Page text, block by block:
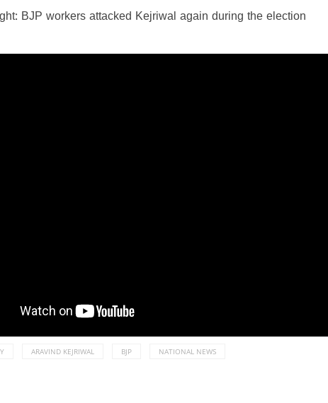
BJP workers attacked Kejriwal again during the election
ARAVIND KEJRIWAL BJP NATIONAL NEWS